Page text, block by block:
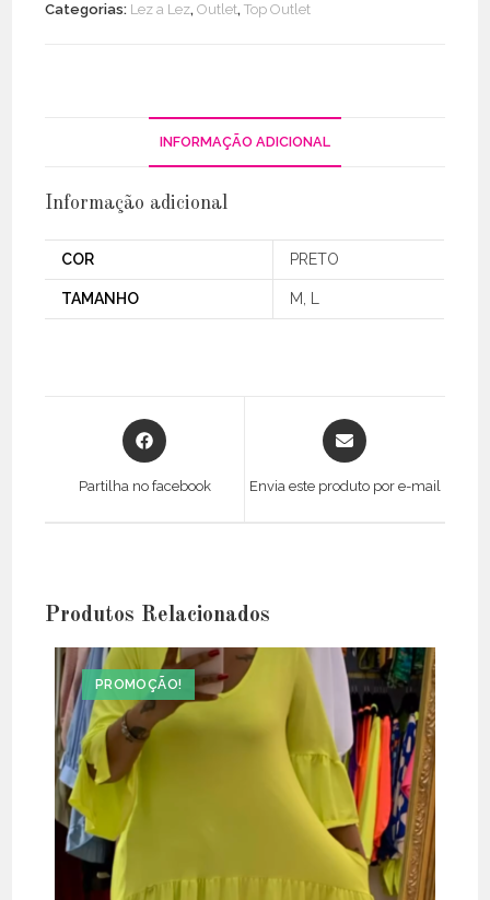
Categorias: Lez a Lez,Outlet,Top Outlet
INFORMAÇÃO ADICIONAL
Informação adicional
COR PRETO
TAMANHO M, L
Opens
in
Partilha no facebook
Opens
in
Envia este produto por e-mail
Produtos Relacionados
PROMOÇÃO!